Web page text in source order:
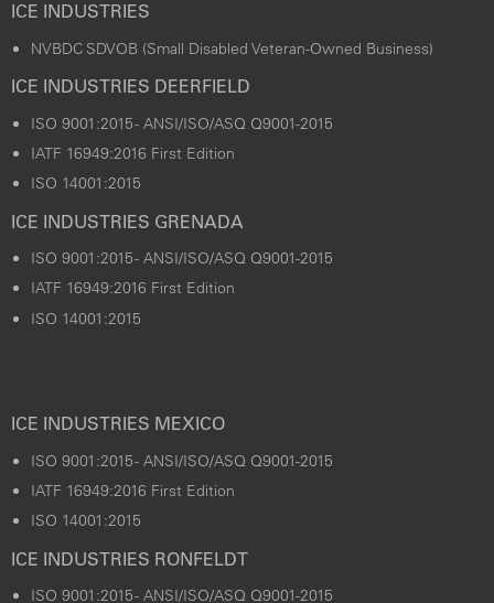
ICE INDUSTRIES
NVBDC SDVOB (Small Disabled Veteran-Owned Business)
ICE INDUSTRIES DEERFIELD
ISO 9001:2015 - ANSI/ISO/ASQ Q9001-2015
IATF 16949:2016 First Edition
ISO 14001:2015
ICE INDUSTRIES GRENADA
ISO 9001:2015 - ANSI/ISO/ASQ Q9001-2015
IATF 16949:2016 First Edition
ISO 14001:2015
ICE INDUSTRIES MEXICO
ISO 9001:2015 - ANSI/ISO/ASQ Q9001-2015
IATF 16949:2016 First Edition
ISO 14001:2015
ICE INDUSTRIES RONFELDT
ISO 9001:2015 - ANSI/ISO/ASQ Q9001-2015